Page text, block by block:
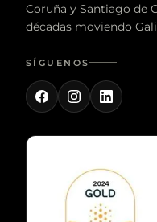
Coruña y Santiago de
décadas moviendo
SÍGUENOS